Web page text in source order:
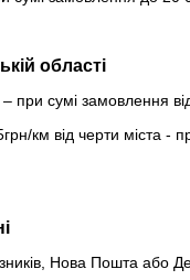
області
при сумі замовлення
км від черти міста -
Нова Пошта або